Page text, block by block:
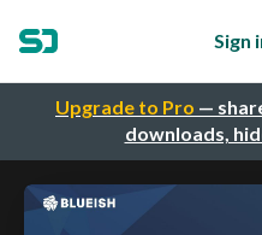
Upgrade to Pro —
downloads,
Sign